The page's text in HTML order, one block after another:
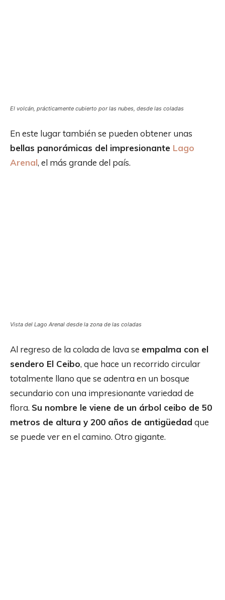
El volcán, prácticamente cubierto por las nubes, desde las coladas
En este lugar también se pueden obtener unas
bellas panorámicas del impresionante Lago
Arenal, el más grande del país.
Vista del Lago Arenal desde la zona de las coladas
Al regreso de la colada de lava se empalma con el
sendero El Ceibo, que hace un recorrido circular
totalmente llano que se adentra en un bosque
secundario con una impresionante variedad de
flora. Su nombre le viene de un árbol ceibo de 50
metros de altura y 200 años de antigüedad que
se puede ver en el camino. Otro gigante.